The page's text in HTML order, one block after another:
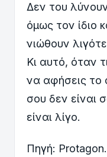
Δεν του
όμως τον ίδιο
νιώθουν
Κι αυτό, όταν
να αφήσεις το
σου δεν είναι
είναι λίγο.
Πηγή: